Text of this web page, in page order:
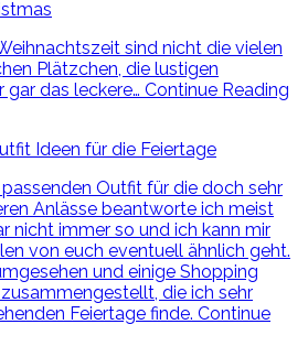
sind nicht die vielen
Plätzchen, die lustigen
das leckere… Continue Reading
Ideen für die Feiertage
Outfit für die doch sehr
Anlässe beantworte ich meist
nicht immer so und ich kann mir
von euch eventuell ähnlich geht.
und einige Shopping
die ich sehr
Feiertage finde. Continue